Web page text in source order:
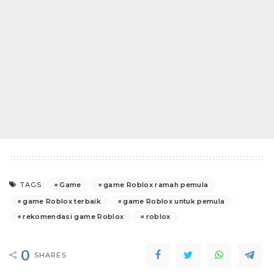
TAGS: Game
game Roblox ramah pemula
game Roblox terbaik
game Roblox untuk pemula
rekomendasi game Roblox
roblox
0 SHARES